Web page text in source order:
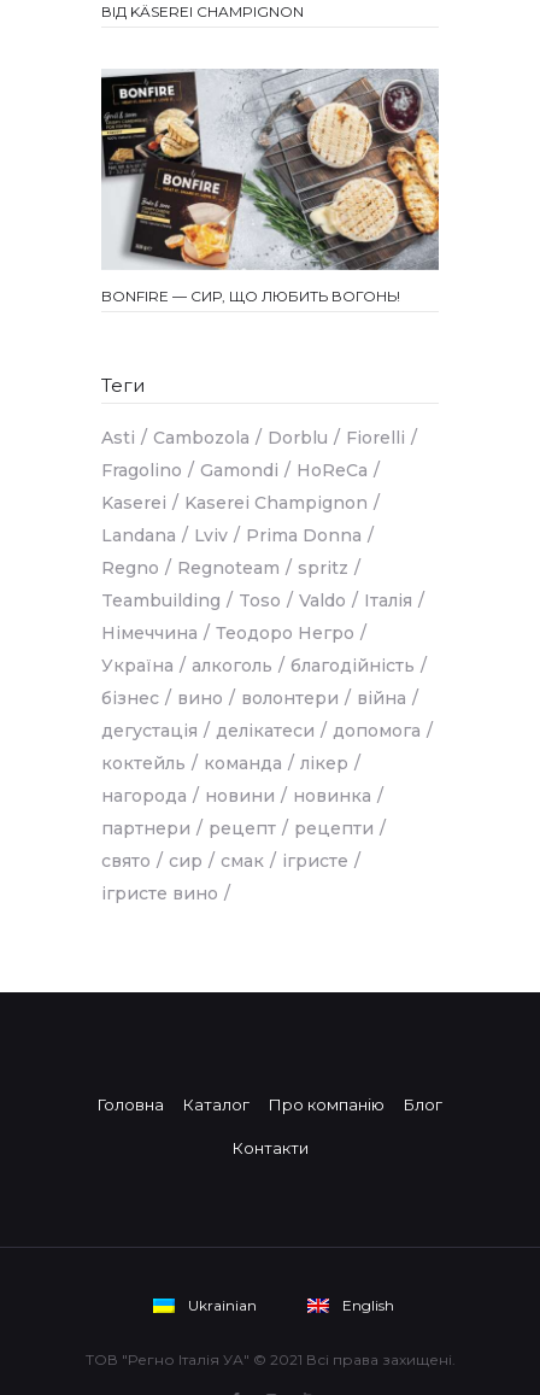
ВІД KÄSEREI CHAMPIGNON
BONFIRE — СИР, ЩО ЛЮБИТЬ ВОГОНЬ!
Теги
Asti Cambozola Dorblu
Fiorelli
Fragolino
Gamondi
HoReCa
Kaserei
Kaserei Champignon
Landana
Lviv
Prima Donna
Regno
Regnoteam
spritz
Teambuilding
Toso Valdo
Італія
Німеччина
Теодоро Негро
Україна
алкоголь
благодійність
бізнес
вино волонтери
війна
дегустація
делікатеси
допомога
коктейль
команда
лікер
нагорода
новини
новинка
партнери
рецепт
рецепти
свято
сир смак
ігристе
ігристе вино
Головна Каталог Про компанію Блог
Контакти
Ukrainian English
ТОВ "Регно Італія УА" © 2021 Всі права захищені.